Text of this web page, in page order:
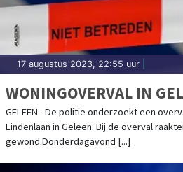
17 augustus 2023, 22:55 uur
WONINGOVERVAL IN
GELEEN - De politie onderzoekt een
Lindenlaan in Geleen. Bij de overval
gewond.Donderdagavond [...]